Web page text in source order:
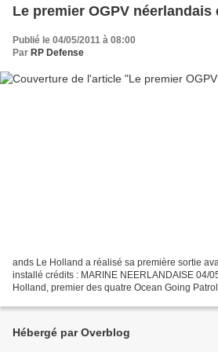
Le premier OGPV néerlandais
Publié le 04/05/2011 à 08:00
Par RP Defense
ands Le Holland a réalisé sa première sortie
installé crédits : MARINE NEERLANDAISE 04/
Holland, premier des quatre Ocean Going
Hébergé par Overblog